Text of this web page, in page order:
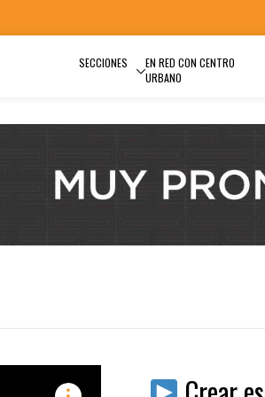
SECCIONES
EN RED CON CENTRO
URBANO